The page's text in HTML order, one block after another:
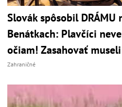
Slovák spôsobil DRÁMU
Benátkach: Plavčíci
očiam! Zasahovať
Zahraničné